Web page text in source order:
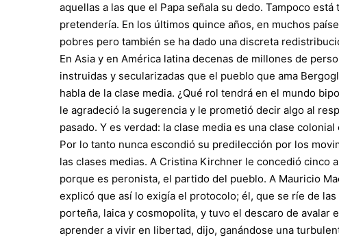
aquellas a las que el Papa señala su dedo. Tampoco
pretendería. En los últimos quince años, en muchos
pobres pero también se ha dado una discreta
En Asia y en América latina decenas de millones de
instruidas y secularizadas que el pueblo que ama
habla de la clase media. ¿Qué rol tendrá en el mundo
le agradeció la sugerencia y le prometió decir algo al
pasado. Y es verdad: la clase media es una clase
Por lo tanto nunca escondió su predilección por los
las clases medias. A Cristina Kirchner le concedió cinco
porque es peronista, el partido del pueblo. A Mauricio
explicó que así lo exigía el protocolo; él, que se ríe de
porteña, laica y cosmopolita, y tuvo el descaro de avalar
aprender a vivir en libertad, dijo, ganándose una